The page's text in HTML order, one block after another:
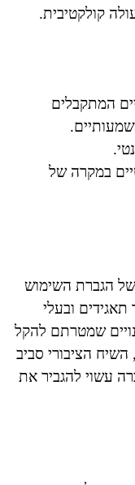
קולקטיבית.
המתקבלים
במקרה של
של הגברת השימוש
תאגידים ובעלי
שמטרתם להקל
השיח הציבורי סביב
עשוי להגביר את